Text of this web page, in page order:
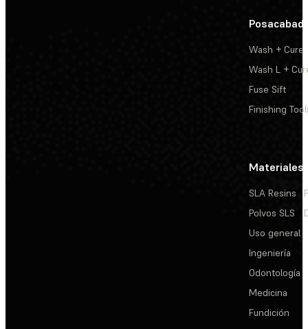
Wash + Cure
Wash L +
Fuse Sift
Finishing
Materiales
SLA Resins
Polvos SLS
Uso general
Ingeniería
Odontología
Medicina
Fundición